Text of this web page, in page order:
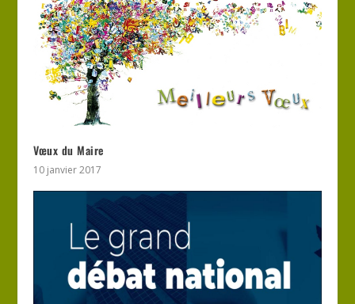
Vœux du Maire
10 janvier 2017